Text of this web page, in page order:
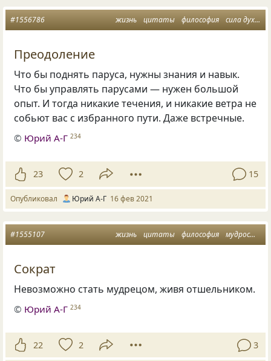
жизнь цитаты философия сила духа
#1556786
Преодоление
Что бы поднять паруса, нужны знания и навык.
Что бы управлять парусами — нужен большой
опыт. И тогда никакие течения, и никакие ветра не
собьют вас с избранного пути. Даже встречные.
© Юрий А-Г 234
23 2 15
Опубликовал Юрий А-Г 16 фев 2021
жизнь цитаты философия мудрость
#1555107
Сократ
Невозможно стать мудрецом, живя отшельником.
© Юрий А-Г 234
22 2 3